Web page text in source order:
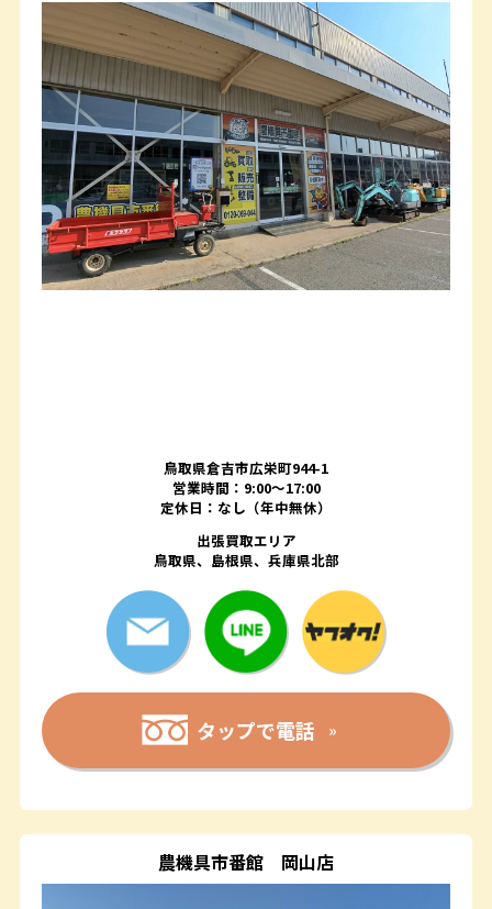
鳥取県倉吉市広栄町944-1
営業時間：9:00～17:00
定休日：なし（年中無休）
出張買取エリア
鳥取県、島根県、兵庫県北部
タップで電話
農機具市番館 岡山店